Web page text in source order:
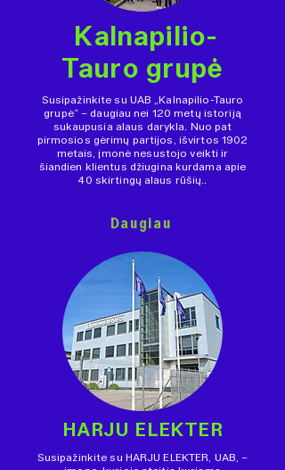
Kalnapilio-
Tauro grupė
Susipažinkite su UAB „Kalnapilio-Tauro
grupė“ – daugiau nei 120 metų istoriją
sukaupusia alaus darykla. Nuo pat
pirmosios gėrimų partijos, išvirtos 1902
metais, įmonė nesustojo veikti ir
šiandien klientus džiugina kurdama apie
40 skirtingų alaus rūšių..
Daugiau
HARJU ELEKTER
Susipažinkite su HARJU ELEKTER, UAB, –